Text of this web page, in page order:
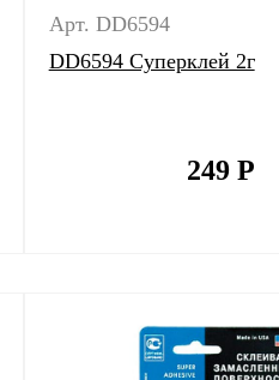
Арт. DD6594
DD6594 Суперклей 2г
249Р